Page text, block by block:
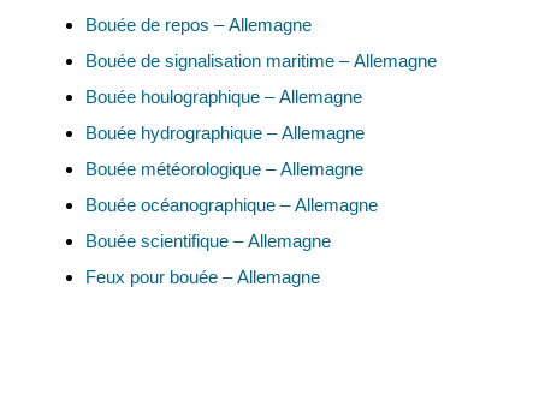
Bouée de repos – Allemagne
Bouée de signalisation maritime – Allemagne
Bouée houlographique – Allemagne
Bouée hydrographique – Allemagne
Bouée météorologique – Allemagne
Bouée océanographique – Allemagne
Bouée scientifique – Allemagne
Feux pour bouée – Allemagne